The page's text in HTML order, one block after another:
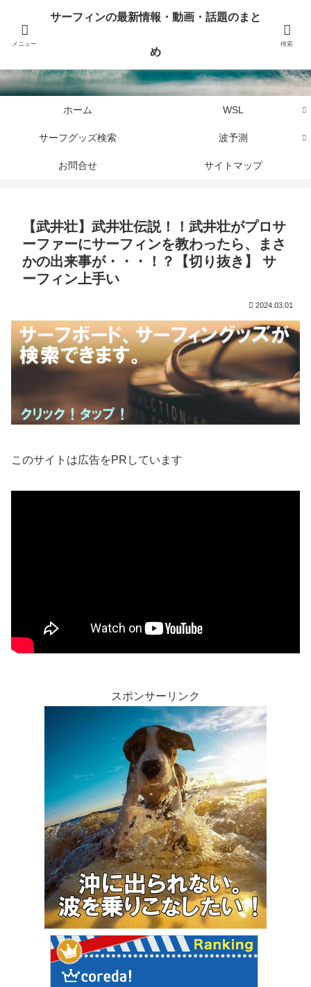
サーフィンに関するニュース・話題や最新情報を写真、画像、動画でまとめて
ホーム WSL
サーフグッズ検索 波予測
お問合せ サイトマップ
【武井壮】武井壮伝説！！武井壮がプロサ
ーファーにサーフィンを教わったら、まさ
かの出来事が・・・！？【切り抜き】 サ
ーフィン上手い
2024.03.01
このサイトは広告をPRしています
スポンサーリンク
メニュー
サーフィンの最新情報・動画・話題のまと
め
検索